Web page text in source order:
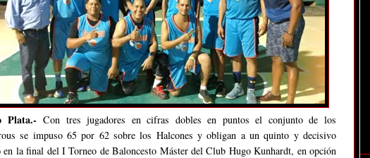
Plata.-Con tres jugadores en cifras dobles en puntos el conjunto de los
se impuso 65 por 62 sobre los Halcones y obligan a un quinto y decisivo
en la final del I Torneo de Baloncesto Máster del Club Hugo Kunhardt, en opción